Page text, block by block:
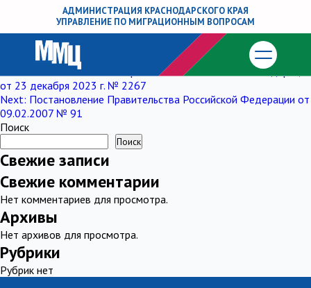
АДМИНИСТРАЦИЯ КРАСНОДАРСКОГО КРАЯ
УПРАВЛЕНИЕ ПО МИГРАЦИОННЫМ ВОПРОСАМ
Распоряжение Правительства
Российской Федерации от 26.05.2016 №
1025-р
Навигация
по
записям
Постановление Правительства Российской Федерации
от 23 декабря 2023 г. № 2267
Next: Постановление Правительства Российской Федерации от
09.02.2007 № 91
Поиск
Поиск
Свежие записи
Свежие комментарии
Нет комментариев для просмотра.
Архивы
Нет архивов для просмотра.
Рубрики
Рубрик нет